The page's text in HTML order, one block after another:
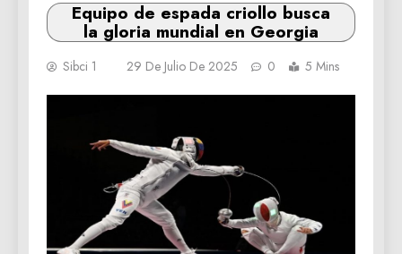
Equipo de espada criollo busca
la gloria mundial en Georgia
Sibci 1 29 De Julio De 2025 0 5 Mins